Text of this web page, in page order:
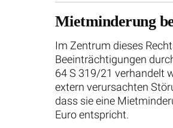
Mietminderung
Im Zentrum dieses
Beeinträchtigungen
64 S 319/21 verhandelt
extern verursachten
dass sie eine
Euro entspricht.